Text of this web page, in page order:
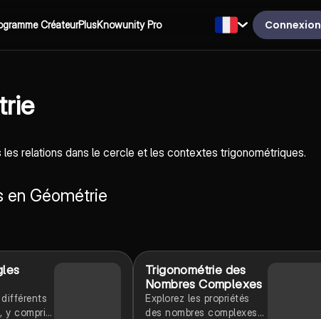
CréateurPlusKnowunity Pro Connexion
relations dans le cercle et les contextes trigonométriques.
en Géométrie
y compris
Trigonométrie des
Nombres Complexes
Explorez les propriétés
des nombres complexes